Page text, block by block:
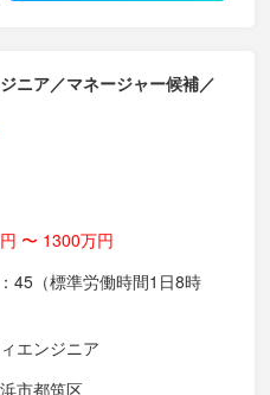
ニア／マネージャー候補／
〜 1300万円
45（標準労働時間1日8時
エンジニア
市都筑区